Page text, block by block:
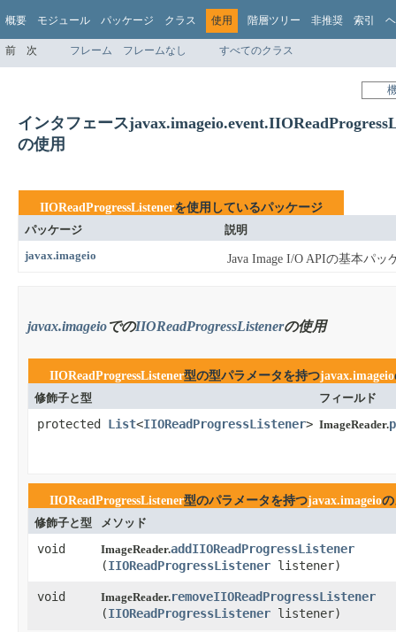
概要 モジュール パッケージ クラス 使用 階層ツリー 非推奨 索引
前 次 フレーム フレームなし すべてのクラス
インタフェース
の使用
IIOReadProgressListenerを使用しているパッケージ
パッケージ
説明
javax.imageio
Java Image I/O APIの基本パッ
javax.imageioでのIIOReadProgressListenerの使用
IIOReadProgressListener型の型パラメータを持つjavax.imageio
修飾子と型
フィールド
protected List<IIOReadProgressListener> ImageReader.
IIOReadProgressListener型のパラメータを持つjavax.imageio
修飾子と型
メソッド
void ImageReader.addIIOReadProgressListener
(IIOReadProgressListener listener)
void ImageReader.removeIIOReadProgressListener
(IIOReadProgressListener listener)